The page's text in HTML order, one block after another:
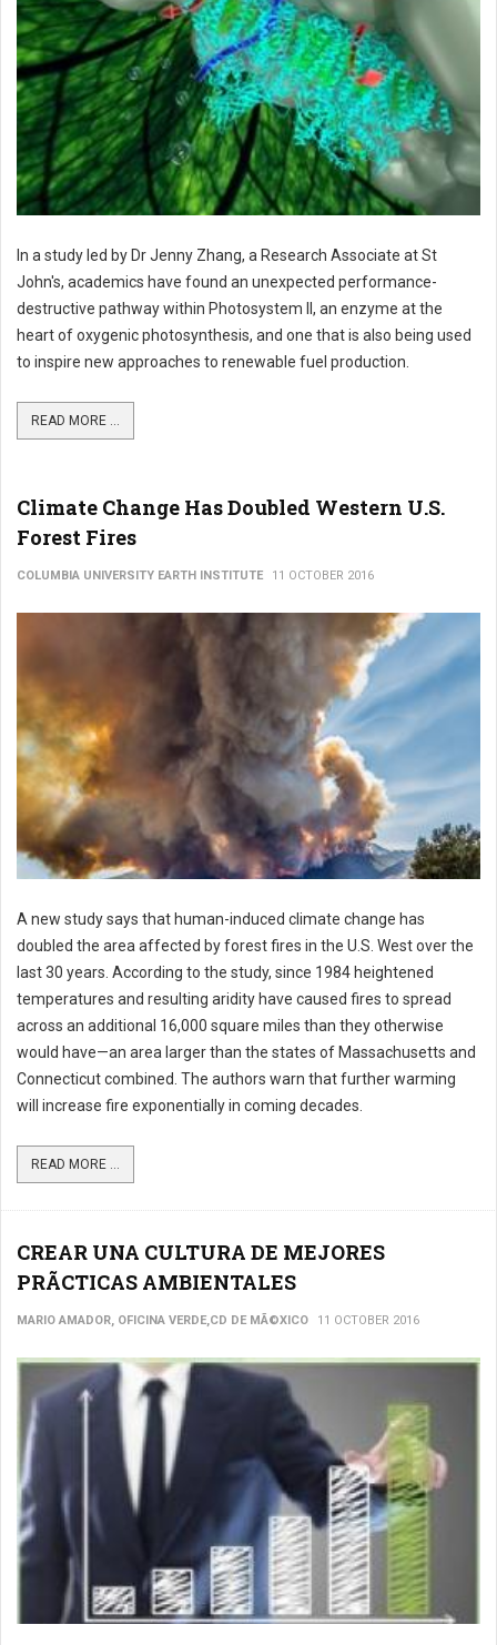
In a study led by Dr Jenny Zhang, a Research Associate at St
John's, academics have found an unexpected performance-
destructive pathway within Photosystem II, an enzyme at the
heart of oxygenic photosynthesis, and one that is also being used
to inspire new approaches to renewable fuel production.
READ MORE ...
Climate Change Has Doubled Western U.S.
Forest Fires
COLUMBIA UNIVERSITY EARTH INSTITUTE 11 OCTOBER 2016
A new study says that human-induced climate change has
doubled the area affected by forest fires in the U.S. West over the
last 30 years. According to the study, since 1984 heightened
temperatures and resulting aridity have caused fires to spread
across an additional 16,000 square miles than they otherwise
would have—an area larger than the states of Massachusetts and
Connecticut combined. The authors warn that further warming
will increase fire exponentially in coming decades.
READ MORE ...
CREAR UNA CULTURA DE MEJORES
PRÃCTICAS AMBIENTALES
MARIO AMADOR, OFICINA VERDE,CD DE MÃ©XICO 11 OCTOBER 2016